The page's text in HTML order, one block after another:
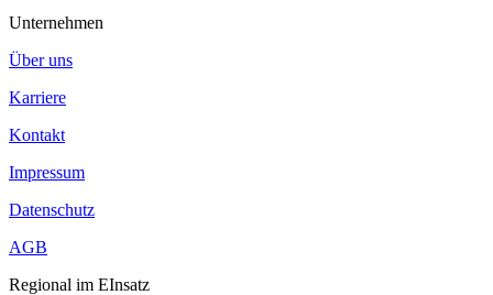
Unternehmen
Über uns
Karriere
Kontakt
Impressum
Datenschutz
AGB
Regional im EInsatz